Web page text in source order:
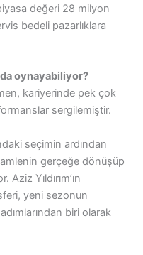
değeri 28 milyon
bedeli pazarlıklara
oynayabiliyor?
kariyerinde pek çok
sergilemiştir.
seçimin ardından
gerçeğe dönüşüp
Yıldırım’ın
yeni sezonun
biri olarak